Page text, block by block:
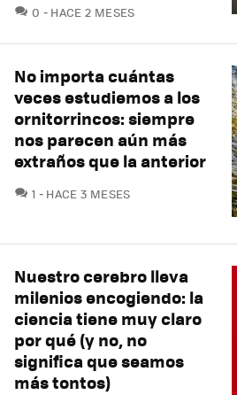
0 COMENTARIOS
HACE 2 MESES
No importa cuántas
veces estudiemos a los
ornitorrincos: siempre
nos parecen aún más
extraños que la anterior
1 COMENTARIOS
HACE 3 MESES
Nuestro cerebro lleva
milenios encogiendo: la
ciencia tiene muy claro
por qué (y no, no
significa que seamos
más tontos)